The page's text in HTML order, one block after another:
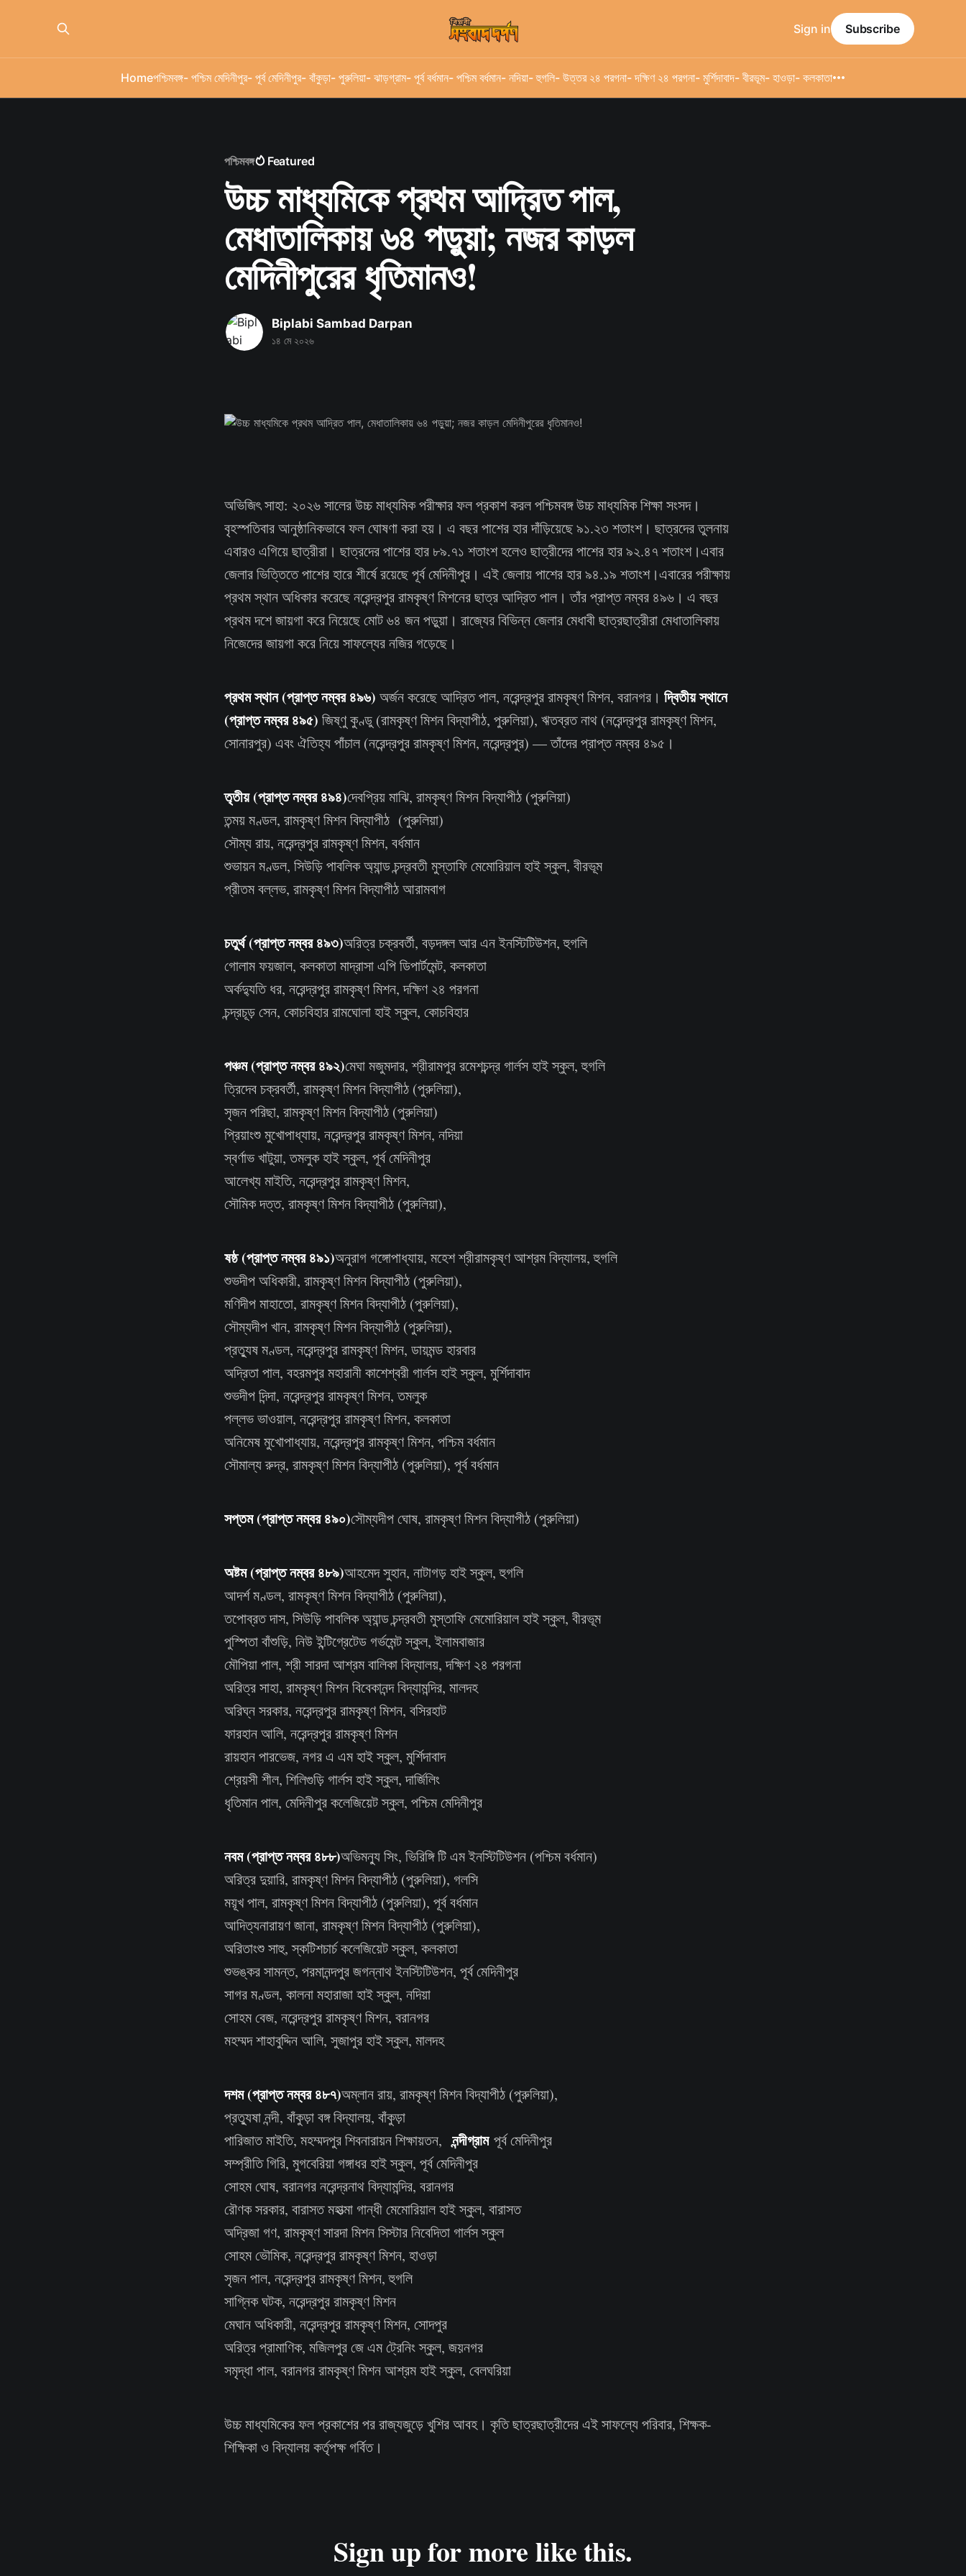
Homeপশ্চিমবঙ্গ- পশ্চিম মেদিনীপুর- পূর্ব মেদিনীপুর- বাঁকুড়া- পুরুলিয়া- ঝাড়গ্রাম- পূর্ব বর্ধমান- পশ্চিম বর্ধমান- নদিয়া- হুগলি- উত্তর ২৪ পরগনা- দক্ষিণ ২৪ পরগনা- মুর্শিদাবাদ- বীরভূম- হাওড়া- কলকাতা
Sign in Subscribe
পশ্চিমবঙ্গ Featured
উচ্চ মাধ্যমিকে প্রথম আদ্রিত পাল,
মেধাতালিকায় ৬৪ পড়ুয়া; নজর কাড়ল
মেদিনীপুরের ধৃতিমানও!
Biplabi Sambad Darpan
১৪ মে ২০২৬
অভিজিৎ সাহা: ২০২৬ সালের উচ্চ মাধ্যমিক পরীক্ষার ফল প্রকাশ করল পশ্চিমবঙ্গ উচ্চ মাধ্যমিক শিক্ষা সংসদ।
বৃহস্পতিবার আনুষ্ঠানিকভাবে ফল ঘোষণা করা হয়। এ বছর পাশের হার দাঁড়িয়েছে ৯১.২৩ শতাংশ। ছাত্রদের তুলনায়
এবারও এগিয়ে ছাত্রীরা। ছাত্রদের পাশের হার ৮৯.৭১ শতাংশ হলেও ছাত্রীদের পাশের হার ৯২.৪৭ শতাংশ।এবার
জেলার ভিত্তিতে পাশের হারে শীর্ষে রয়েছে পূর্ব মেদিনীপুর। এই জেলায় পাশের হার ৯৪.১৯ শতাংশ।এবারের পরীক্ষায়
প্রথম স্থান অধিকার করেছে নরেন্দ্রপুর রামকৃষ্ণ মিশনের ছাত্র আদ্রিত পাল। তাঁর প্রাপ্ত নম্বর ৪৯৬। এ বছর
প্রথম দশে জায়গা করে নিয়েছে মোট ৬৪ জন পড়ুয়া। রাজ্যের বিভিন্ন জেলার মেধাবী ছাত্রছাত্রীরা মেধাতালিকায়
নিজেদের জায়গা করে নিয়ে সাফল্যের নজির গড়েছে।
প্রথম স্থান (প্রাপ্ত নম্বর ৪৯৬) অর্জন করেছে আদ্রিত পাল, নরেন্দ্রপুর রামকৃষ্ণ মিশন, বরানগর। দ্বিতীয় স্থানে
(প্রাপ্ত নম্বর ৪৯৫) জিষ্ণু কুণ্ডু (রামকৃষ্ণ মিশন বিদ্যাপীঠ, পুরুলিয়া), ঋতব্রত নাথ (নরেন্দ্রপুর রামকৃষ্ণ মিশন,
সোনারপুর) এবং ঐতিহ্য পাঁচাল (নরেন্দ্রপুর রামকৃষ্ণ মিশন, নরেন্দ্রপুর) — তাঁদের প্রাপ্ত নম্বর ৪৯৫।
তৃতীয় (প্রাপ্ত নম্বর ৪৯৪)দেবপ্রিয় মাঝি, রামকৃষ্ণ মিশন বিদ্যাপীঠ (পুরুলিয়া)
তন্ময় মণ্ডল, রামকৃষ্ণ মিশন বিদ্যাপীঠ (পুরুলিয়া)
সৌম্য রায়, নরেন্দ্রপুর রামকৃষ্ণ মিশন, বর্ধমান
শুভায়ন মণ্ডল, সিউড়ি পাবলিক অ্যান্ড চন্দ্রবতী মুস্তাফি মেমোরিয়াল হাই স্কুল, বীরভূম
প্রীতম বল্লভ, রামকৃষ্ণ মিশন বিদ্যাপীঠ আরামবাগ
চতুর্থ (প্রাপ্ত নম্বর ৪৯৩)অরিত্র চক্রবর্তী, বড়দঙ্গল আর এন ইনস্টিটিউশন, হুগলি
গোলাম ফয়জাল, কলকাতা মাদ্রাসা এপি ডিপার্টমেন্ট, কলকাতা
অর্কদ্যুতি ধর, নরেন্দ্রপুর রামকৃষ্ণ মিশন, দক্ষিণ ২৪ পরগনা
চন্দ্রচূড় সেন, কোচবিহার রামঘোলা হাই স্কুল, কোচবিহার
পঞ্চম (প্রাপ্ত নম্বর ৪৯২)মেঘা মজুমদার, শ্রীরামপুর রমেশচন্দ্র গার্লস হাই স্কুল, হুগলি
ত্রিদেব চক্রবর্তী, রামকৃষ্ণ মিশন বিদ্যাপীঠ (পুরুলিয়া),
সৃজন পরিছা, রামকৃষ্ণ মিশন বিদ্যাপীঠ (পুরুলিয়া)
প্রিয়াংশু মুখোপাধ্যায়, নরেন্দ্রপুর রামকৃষ্ণ মিশন, নদিয়া
স্বর্ণাভ খাটুয়া, তমলুক হাই স্কুল, পূর্ব মেদিনীপুর
আলেখ্য মাইতি, নরেন্দ্রপুর রামকৃষ্ণ মিশন,
সৌমিক দত্ত, রামকৃষ্ণ মিশন বিদ্যাপীঠ (পুরুলিয়া),
ষষ্ঠ (প্রাপ্ত নম্বর ৪৯১)অনুরাগ গঙ্গোপাধ্যায়, মহেশ শ্রীরামকৃষ্ণ আশ্রম বিদ্যালয়, হুগলি
শুভদীপ অধিকারী, রামকৃষ্ণ মিশন বিদ্যাপীঠ (পুরুলিয়া),
মণিদীপ মাহাতো, রামকৃষ্ণ মিশন বিদ্যাপীঠ (পুরুলিয়া),
সৌম্যদীপ খান, রামকৃষ্ণ মিশন বিদ্যাপীঠ (পুরুলিয়া),
প্রত্যুষ মণ্ডল, নরেন্দ্রপুর রামকৃষ্ণ মিশন, ডায়মন্ড হারবার
অদ্রিতা পাল, বহরমপুর মহারানী কাশেশ্বরী গার্লস হাই স্কুল, মুর্শিদাবাদ
শুভদীপ দিন্দা, নরেন্দ্রপুর রামকৃষ্ণ মিশন, তমলুক
পল্লভ ভাওয়াল, নরেন্দ্রপুর রামকৃষ্ণ মিশন, কলকাতা
অনিমেষ মুখোপাধ্যায়, নরেন্দ্রপুর রামকৃষ্ণ মিশন, পশ্চিম বর্ধমান
সৌমাল্য রুদ্র, রামকৃষ্ণ মিশন বিদ্যাপীঠ (পুরুলিয়া), পূর্ব বর্ধমান
সপ্তম (প্রাপ্ত নম্বর ৪৯০)সৌম্যদীপ ঘোষ, রামকৃষ্ণ মিশন বিদ্যাপীঠ (পুরুলিয়া)
অষ্টম (প্রাপ্ত নম্বর ৪৮৯)আহমেদ সুহান, নাটাগড় হাই স্কুল, হুগলি
আদর্শ মণ্ডল, রামকৃষ্ণ মিশন বিদ্যাপীঠ (পুরুলিয়া),
তপোব্রত দাস, সিউড়ি পাবলিক অ্যান্ড চন্দ্রবতী মুস্তাফি মেমোরিয়াল হাই স্কুল, বীরভূম
পুস্পিতা বাঁশুড়ি, নিউ ইন্টিগ্রেটেড গর্ভমেন্ট স্কুল, ইলামবাজার
মৌপিয়া পাল, শ্রী সারদা আশ্রম বালিকা বিদ্যালয়, দক্ষিণ ২৪ পরগনা
অরিত্র সাহা, রামকৃষ্ণ মিশন বিবেকানন্দ বিদ্যামন্দির, মালদহ
অরিঘ্ন সরকার, নরেন্দ্রপুর রামকৃষ্ণ মিশন, বসিরহাট
ফারহান আলি, নরেন্দ্রপুর রামকৃষ্ণ মিশন
রায়হান পারভেজ, নগর এ এম হাই স্কুল, মুর্শিদাবাদ
শ্রেয়সী শীল, শিলিগুড়ি গার্লস হাই স্কুল, দার্জিলিং
ধৃতিমান পাল, মেদিনীপুর কলেজিয়েট স্কুল, পশ্চিম মেদিনীপুর
নবম (প্রাপ্ত নম্বর ৪৮৮)অভিমন্যু সিং, ভিরিঙ্গি টি এম ইনস্টিটিউশন (পশ্চিম বর্ধমান)
অরিত্র দুয়ারি, রামকৃষ্ণ মিশন বিদ্যাপীঠ (পুরুলিয়া), গলসি
ময়ূখ পাল, রামকৃষ্ণ মিশন বিদ্যাপীঠ (পুরুলিয়া), পূর্ব বর্ধমান
আদিত্যনারায়ণ জানা, রামকৃষ্ণ মিশন বিদ্যাপীঠ (পুরুলিয়া),
অরিতাংশু সাহু, স্কটিশচার্চ কলেজিয়েট স্কুল, কলকাতা
শুভঙ্কর সামন্ত, পরমানন্দপুর জগন্নাথ ইনস্টিটিউশন, পূর্ব মেদিনীপুর
সাগর মণ্ডল, কালনা মহারাজা হাই স্কুল, নদিয়া
সোহম বেজ, নরেন্দ্রপুর রামকৃষ্ণ মিশন, বরানগর
মহম্মদ শাহাবুদ্দিন আলি, সুজাপুর হাই স্কুল, মালদহ
দশম (প্রাপ্ত নম্বর ৪৮৭)অম্লান রায়, রামকৃষ্ণ মিশন বিদ্যাপীঠ (পুরুলিয়া),
প্রত্যুষা নন্দী, বাঁকুড়া বঙ্গ বিদ্যালয়, বাঁকুড়া
পারিজাত মাইতি, মহম্মদপুর শিবনারায়ন শিক্ষায়তন, নন্দীগ্রাম পূর্ব মেদিনীপুর
সম্প্রীতি গিরি, মুগবেরিয়া গঙ্গাধর হাই স্কুল, পূর্ব মেদিনীপুর
সোহম ঘোষ, বরানগর নরেন্দ্রনাথ বিদ্যামন্দির, বরানগর
রৌণক সরকার, বারাসত মহাত্মা গান্ধী মেমোরিয়াল হাই স্কুল, বারাসত
অদ্রিজা গণ, রামকৃষ্ণ সারদা মিশন সিস্টার নিবেদিতা গার্লস স্কুল
সোহম ভৌমিক, নরেন্দ্রপুর রামকৃষ্ণ মিশন, হাওড়া
সৃজন পাল, নরেন্দ্রপুর রামকৃষ্ণ মিশন, হুগলি
সাগ্নিক ঘটক, নরেন্দ্রপুর রামকৃষ্ণ মিশন
মেঘান অধিকারী, নরেন্দ্রপুর রামকৃষ্ণ মিশন, সোদপুর
অরিত্র প্রামাণিক, মজিলপুর জে এম ট্রেনিং স্কুল, জয়নগর
সমৃদ্ধা পাল, বরানগর রামকৃষ্ণ মিশন আশ্রম হাই স্কুল, বেলঘরিয়া
উচ্চ মাধ্যমিকের ফল প্রকাশের পর রাজ্যজুড়ে খুশির আবহ। কৃতি ছাত্রছাত্রীদের এই সাফল্যে পরিবার, শিক্ষক-
শিক্ষিকা ও বিদ্যালয় কর্তৃপক্ষ গর্বিত।
Sign up for more like this.